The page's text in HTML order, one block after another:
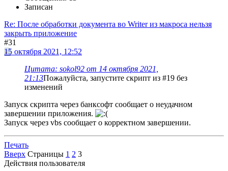
Записан
Re: После обработки документа во Writer из макроса нельзя
закрыть приложение
#31
15 октября 2021, 12:52
Цитата: sokol92 от 14 октября 2021,
21:13Пожалуйста, запустите скрипт из #19 без
изменений
Запуск скрипта через банксофт сообщает о неудачном
завершении приложения.
Запуск через vbs сообщает о корректном завершении.
Печать
Вверх Страницы 1 2 3
Действия пользователя